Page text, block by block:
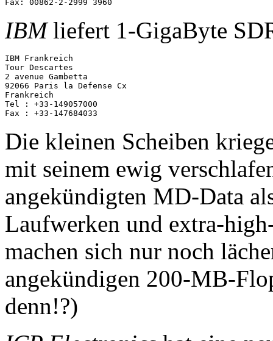
IBMliefert 1-GigaByte
IBM Frankreich
Tour Descartes
2 avenue Gambetta
92066 Paris la Defense Cx
Frankreich
Tel : +33-149057000
Die kleinen Scheiben
mit seinem ewig
angekündigten MD-Data
Laufwerken und extra-
machen sich nur noch
angekündigen 200-MB-
denn!?)